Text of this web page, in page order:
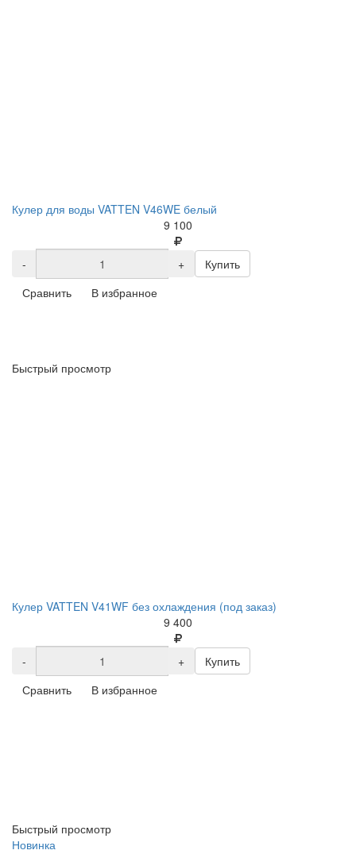
Кулер для воды VATTEN V46WE белый
9 100
- +
Купить
Сравнить
В избранное
Быстрый просмотр
Кулер VATTEN V41WF без охлаждения (под заказ)
9 400
- +
Купить
Сравнить
В избранное
Быстрый просмотр
Новинка